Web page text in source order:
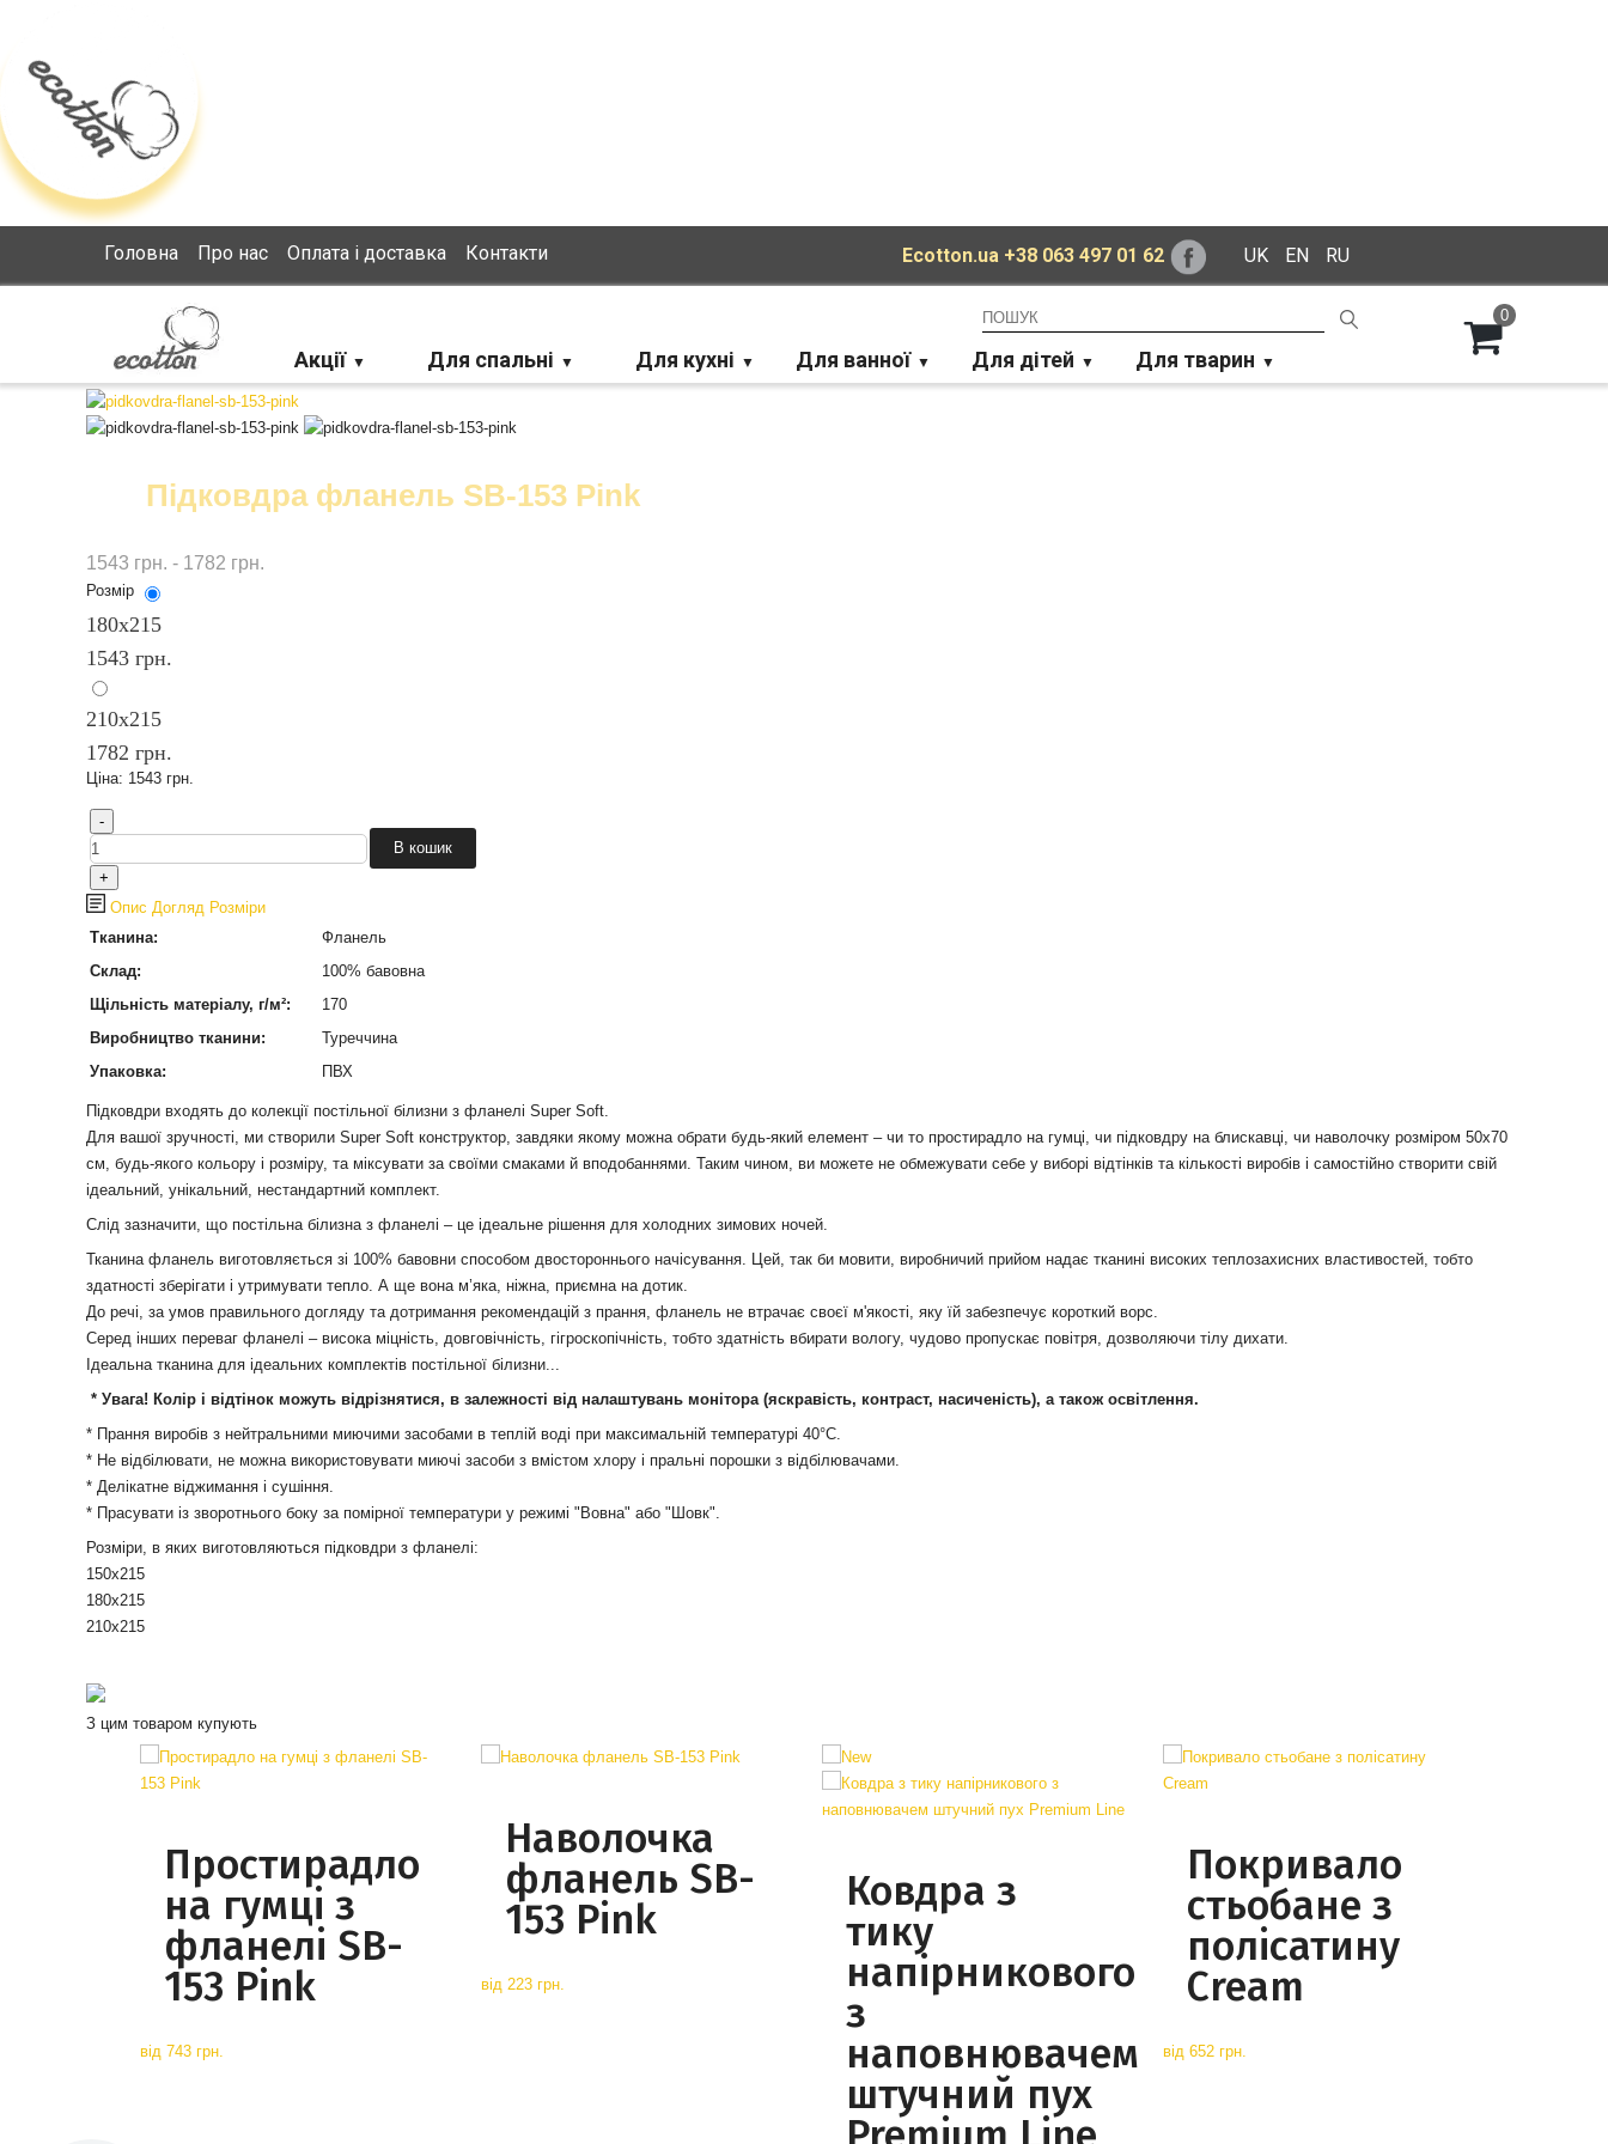
Головна Про нас Оплата і доставка Контакти Ecotton.ua +38 063 497 01 62 UK EN RU
Акції Для спальні Для кухні Для ванної Для дітей Для тварин
0
Підковдра фланель SB-153 Pink
1543 грн. - 1782 грн.
Розмір
180х215
1543 грн.
210x215
1782 грн.
Ціна: 1543 грн.
Опис Догляд Розміри
Тканина:
Фланель
Склад:
100% бавовна
Щільність матеріалу, г/м²:
170
Виробництво тканини:
Туреччина
Упаковка:
ПВХ
Підковдри входять до колекції постільної білизни з фланелі Super Soft.
Для вашої зручності, ми створили Super Soft конструктор, завдяки якому можна обрати будь-який елемент – чи то простирадло на гумці, чи підковдру на блискавці, чи наволочку розміром 50х70
см, будь-якого кольору і розміру, та міксувати за своїми смаками й вподобаннями. Таким чином, ви можете не обмежувати себе у виборі відтінків та кількості виробів і самостійно створити свій
ідеальний, унікальний, нестандартний комплект.
Слід зазначити, що постільна білизна з фланелі – це ідеальне рішення для холодних зимових ночей.
Тканина фланель виготовляється зі 100% бавовни способом двостороннього начісування. Цей, так би мовити, виробничий прийом надає тканині високих теплозахисних властивостей, тобто
здатності зберігати і утримувати тепло. А ще вона м’яка, ніжна, приємна на дотик.
До речі, за умов правильного догляду та дотримання рекомендацій з прання, фланель не втрачає своєї м'якості, яку їй забезпечує короткий ворс.
Серед інших переваг фланелі – висока міцність, довговічність, гігроскопічність, тобто здатність вбирати вологу, чудово пропускає повітря, дозволяючи тілу дихати.
Ідеальна тканина для ідеальних комплектів постільної білизни...
* Увага! Колір і відтінок можуть відрізнятися, в залежності від налаштувань монітора (яскравість, контраст, насиченість), а також освітлення.
* Прання виробів з нейтральними миючими засобами в теплій воді при максимальній температурі 40°С.
* Не відбілювати, не можна використовувати миючі засоби з вмістом хлору і пральні порошки з відбілювачами.
* Делікатне віджимання і сушіння.
* Прасувати із зворотнього боку за помірної температури у режимі "Вовна" або "Шовк".
Розміри, в яких виготовляються підковдри з фланелі:
150х215
180х215
210х215
З цим товаром купують
Простирадло
на гумці з
фланелі SB-
153 Pink
від 743 грн.
Наволочка
фланель SB-
153 Pink
від 223 грн.
Ковдра з
тику
напірникового
з
наповнювачем
штучний пух
Покривало
стьобане з
полісатину
Cream
від 652 грн.